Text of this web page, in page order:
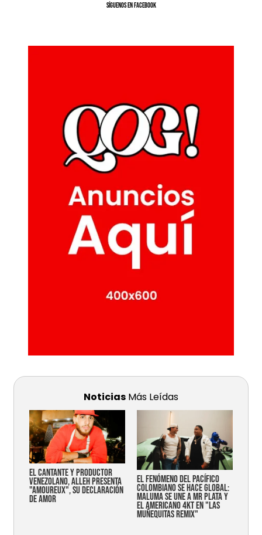
SíGUENOS EN FACEBOOK
Noticias Más Leídas
EL CANTANTE Y PRODUCTOR
VENEZOLANO, ALLEH PRESENTA
"AMOUREUX", SU DECLARACIÓN
DE AMOR
EL FENÓMENO DEL PACÍFICO
COLOMBIANO SE HACE GLOBAL:
MALUMA SE UNE A MR PLATA Y
EL AMERICANO 4KT EN "LAS
MUÑEQUITAS REMIX"